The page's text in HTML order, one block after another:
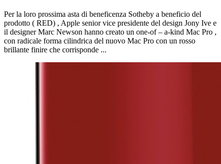
Per la loro prossima asta di beneficenza Sotheby a beneficio del
prodotto ( RED) , Apple senior vice presidente del design Jony Ive e
il designer Marc Newson hanno creato un one-of – a-kind Mac Pro ,
con radicale forma cilindrica del nuovo Mac Pro con un rosso
brillante finire che corrisponde ...